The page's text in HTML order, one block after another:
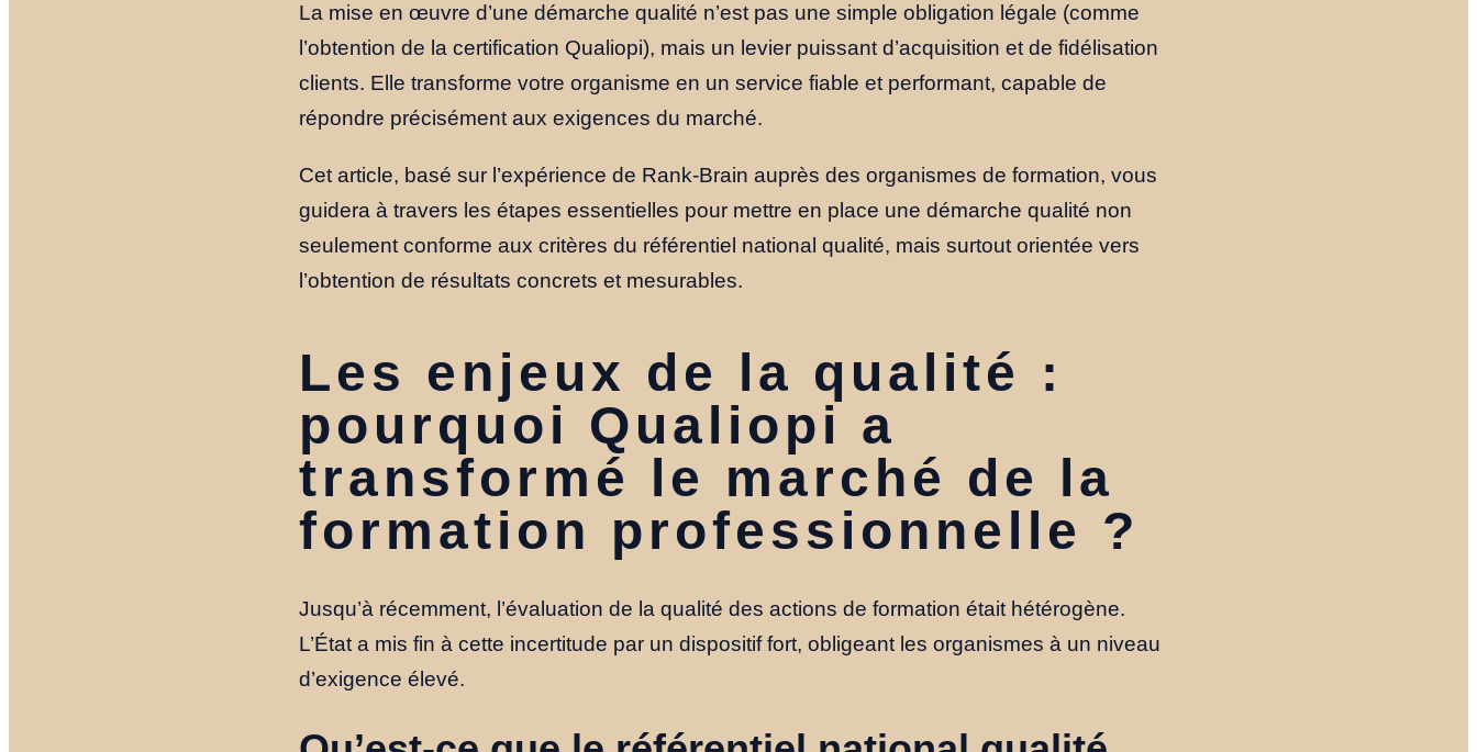
Accueil
La mise en œuvre d’une démarche qualité n’est pas une simple obligation légale (comme
l’obtention de la certification Qualiopi), mais un levier puissant d’acquisition et de fidélisation
clients. Elle transforme votre organisme en un service fiable et performant, capable de
répondre précisément aux exigences du marché.
Cet article, basé sur l’expérience de Rank-Brain auprès des organismes de formation, vous
guidera à travers les étapes essentielles pour mettre en place une démarche qualité non
seulement conforme aux critères du référentiel national qualité, mais surtout orientée vers
l’obtention de résultats concrets et mesurables.
Les enjeux de la qualité :
pourquoi Qualiopi a
transformé le marché de la
formation professionnelle ?
Jusqu’à récemment, l’évaluation de la qualité des actions de formation était hétérogène.
L’État a mis fin à cette incertitude par un dispositif fort, obligeant les organismes à un niveau
d’exigence élevé.